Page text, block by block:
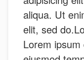
aliqua. Ut
elit, sed
Lorem